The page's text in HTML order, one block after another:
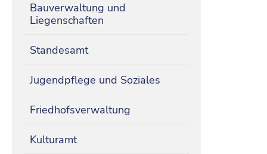
Bauverwaltung und
Liegenschaften
Standesamt
Jugendpflege und Soziales
Friedhofsverwaltung
Kulturamt